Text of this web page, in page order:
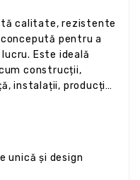
calitate, rezistente
pentru a
Este ideală
construcții,
instalații, producție
unică și design